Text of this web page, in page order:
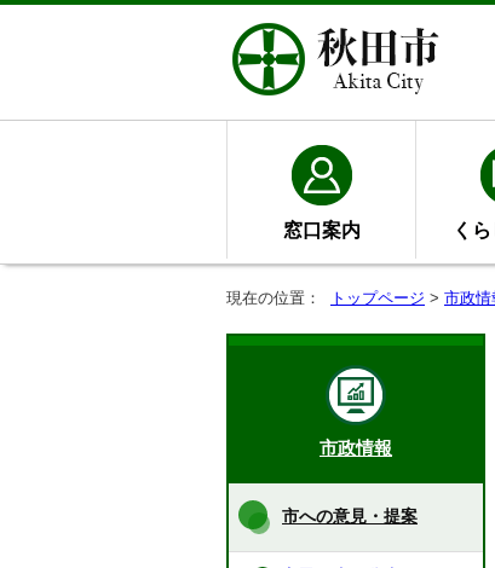
窓口案内 く
現在の位置： トップページ > 市政情
市政情報
市への意見・提案